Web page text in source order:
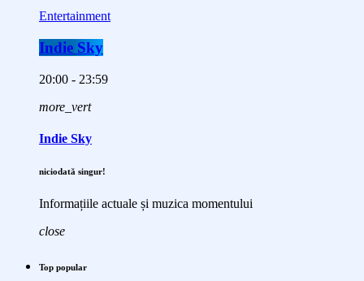
Entertainment
Indie Sky
20:00 - 23:59
more_vert
Indie Sky
niciodată singur!
Informațiile actuale și muzica momentului
close
Top popular